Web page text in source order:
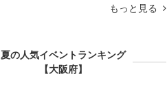
もっと見る
夏の人気イベントランキング
【大阪府】